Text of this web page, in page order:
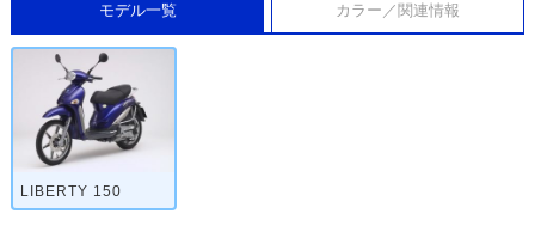
モデル一覧 カラー／関連情報
LIBERTY 150